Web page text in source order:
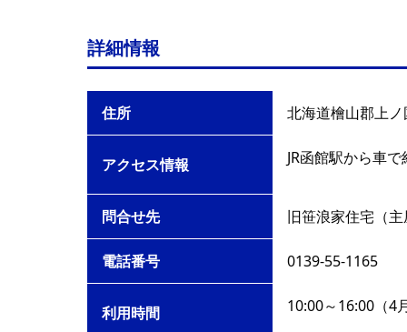
詳細情報
住所 北海道檜山郡上
アクセス情報 JR函館駅から車
問合せ先 旧笹浪家住宅（
電話番号 0139-55-1165
利用時間 10:00～16:00（4